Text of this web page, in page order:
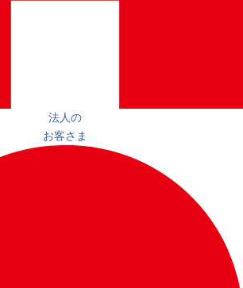
法人の
お客さま